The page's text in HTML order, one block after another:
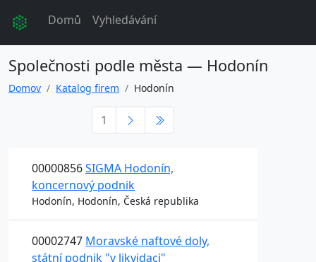
Domů Vyhledávání
Společnosti podle města — Hodonín
Domov Katalog firem Hodonín
1
00000856SIGMA Hodonín,
koncernový podnik
Hodonín, Hodonín, Česká republika
00002747 Moravské naftové doly,
státní podnik "v likvidaci"